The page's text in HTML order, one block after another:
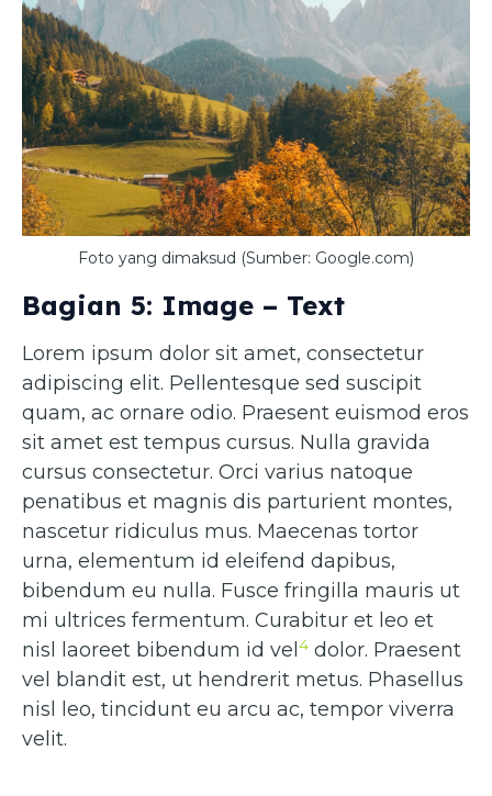
Foto yang dimaksud (Sumber: Google.com)
Bagian 5: Image – Text
Lorem ipsum dolor sit amet, consectetur
adipiscing elit. Pellentesque sed suscipit
quam, ac ornare odio. Praesent euismod eros
sit amet est tempus cursus. Nulla gravida
cursus consectetur. Orci varius natoque
penatibus et magnis dis parturient montes,
nascetur ridiculus mus. Maecenas tortor
urna, elementum id eleifend dapibus,
bibendum eu nulla. Fusce fringilla mauris ut
mi ultrices fermentum. Curabitur et leo et
nisl laoreet bibendum id vel4 dolor. Praesent
vel blandit est, ut hendrerit metus. Phasellus
nisl leo, tincidunt eu arcu ac, tempor viverra
velit.